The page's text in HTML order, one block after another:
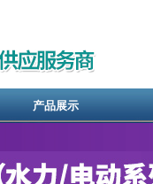
产品展示